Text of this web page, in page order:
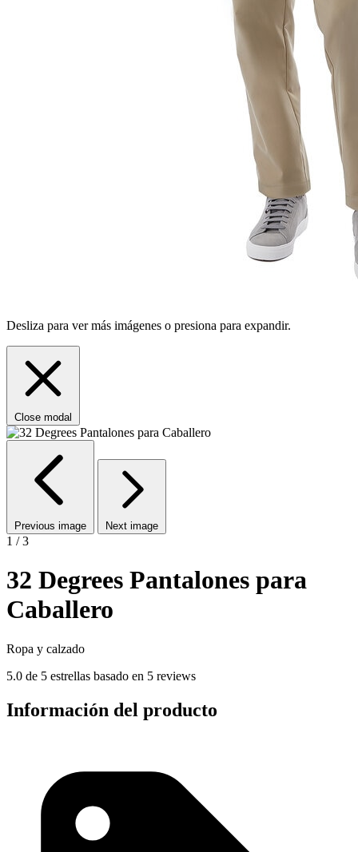
Desliza para ver más imágenes o presiona para expandir.
Close modal
Previous image Next image
1 / 3
32 Degrees Pantalones para
Caballero
Ropa y calzado
5.0 de 5 estrellas basado en 5 reviews
Información del producto